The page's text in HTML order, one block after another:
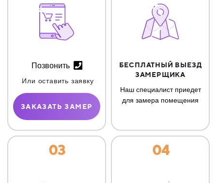
Позвонить
Или оставить заявку
ЗАКАЗАТЬ ЗАМЕР
БЕСПЛАТНЫЙ ВЫЕЗД
ЗАМЕРЩИКА
Наш специалист приедет
для замера помещения
03 04